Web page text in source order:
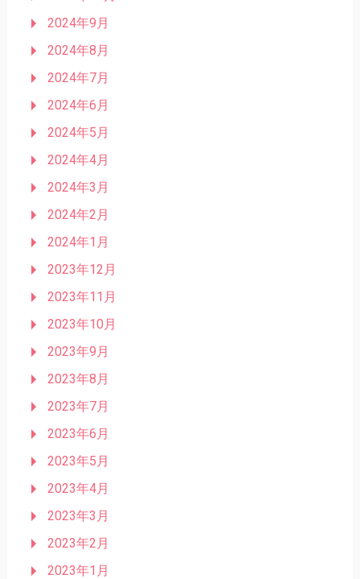
2024年9月
2024年8月
2024年7月
2024年6月
2024年5月
2024年4月
2024年3月
2024年2月
2024年1月
2023年12月
2023年11月
2023年10月
2023年9月
2023年8月
2023年7月
2023年6月
2023年5月
2023年4月
2023年3月
2023年2月
2023年1月